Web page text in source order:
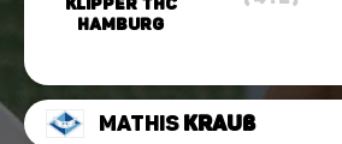
Klipper THC
Hamburg
MathisKrauß